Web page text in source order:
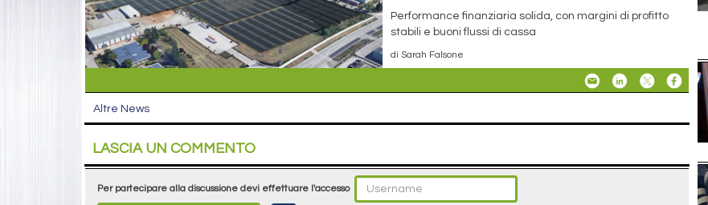
Performance finanziaria solida, con margini di profitto
stabili e buoni flussi di cassa
di Sarah Falsone
Altre News
LASCIA UN COMMENTO
Per partecipare alla discussione devi effettuare l'accesso